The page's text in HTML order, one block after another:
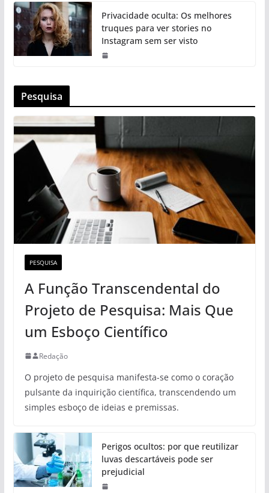
Privacidade oculta: Os melhores
truques para ver stories no
Instagram sem ser visto
Pesquisa
PESQUISA
A Função Transcendental do
Projeto de Pesquisa: Mais Que
um Esboço Científico
Redação
O projeto de pesquisa manifesta-se como o coração
pulsante da inquirição científica, transcendendo um
simples esboço de ideias e premissas.
Perigos ocultos: por que reutilizar
luvas descartáveis pode ser
prejudicial